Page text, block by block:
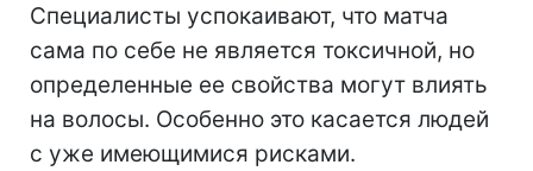
Специалисты успокаивают, что матча
сама по себе не является токсичной, но
определенные ее свойства могут влиять
на волосы. Особенно это касается людей
с уже имеющимися рисками.